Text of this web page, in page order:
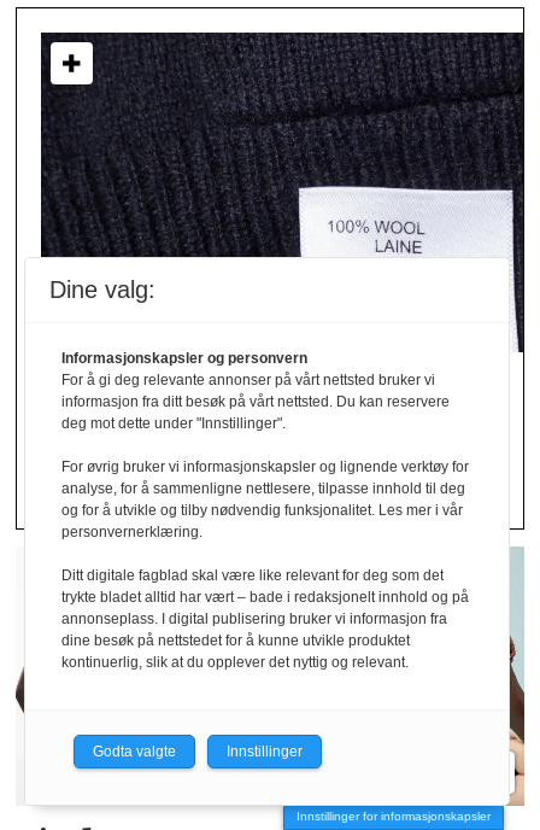
Avdekket stor andel
feil­merking av klær
Innstillinger for informasjonskapsler
Dine valg:
Informasjonskapsler og personvern
For å gi deg relevante annonser på vårt nettsted bruker vi
informasjon fra ditt besøk på vårt nettsted. Du kan reservere
deg mot dette under "Innstillinger".
For øvrig bruker vi informasjonskapsler og lignende verktøy for
analyse, for å sammenligne nettlesere, tilpasse innhold til deg
og for å utvikle og tilby nødvendig funksjonalitet. Les mer i vår
personvernerklæring.
Ditt digitale fagblad skal være like relevant for deg som det
trykte bladet alltid har vært – bade i redaksjonelt innhold og på
annonseplass. I digital publisering bruker vi informasjon fra
dine besøk på nettstedet for å kunne utvikle produktet
kontinuerlig, slik at du opplever det nyttig og relevant.
Godta valgte Innstillinger